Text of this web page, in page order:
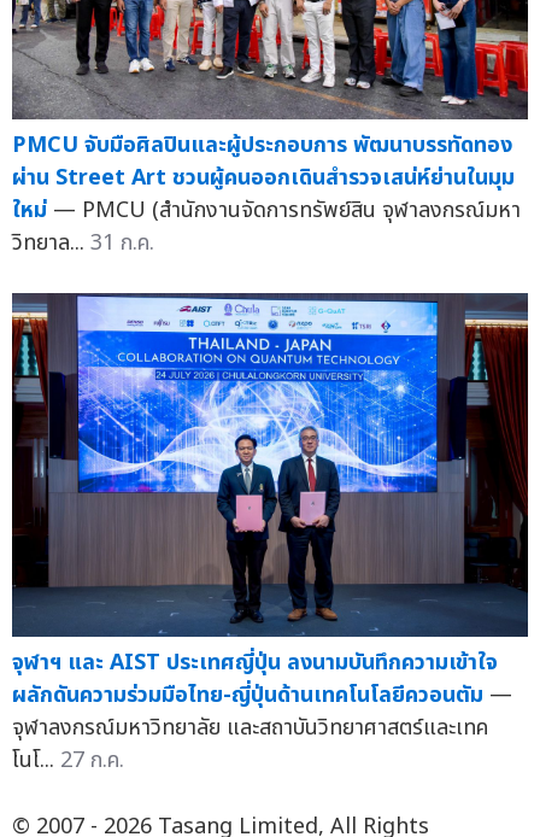
PMCU จับมือศิลปินและผู้ประกอบการ พัฒนาบรรทัดทอง
ผ่าน Street Art ชวนผู้คนออกเดินสำรวจเสน่ห์ย่านในมุม
ใหม่ — PMCU (สำนักงานจัดการทรัพย์สิน จุฬาลงกรณ์มหา
วิทยาล... 31 ก.ค.
จุฬาฯ และ AIST ประเทศญี่ปุ่น ลงนามบันทึกความเข้าใจ
ผลักดันความร่วมมือไทย-ญี่ปุ่นด้านเทคโนโลยีควอนตัม —
จุฬาลงกรณ์มหาวิทยาลัย และสถาบันวิทยาศาสตร์และเทค
โนโ... 27 ก.ค.
© 2007 - 2026 Tasang Limited, All Rights